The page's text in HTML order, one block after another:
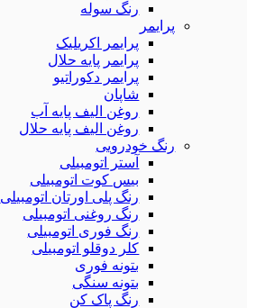
رنگ سوله
پرایمر
پرایمر اکریلیک
پرایمر پایه حلال
پرایمر دکوراتیو
شاپان
روغن الیف پایه آب
روغن الیف پایه حلال
رنگ خودرویی
آستر اتومبیلی
بیس کوت اتومبیلی
رنگ پلی اورتان اتومبیلی
رنگ روغنی اتومبیلی
رنگ فوری اتومبیلی
کلر دوقلو اتومبیلی
بتونه فوری
بتونه سنگی
رنگ پاک کن